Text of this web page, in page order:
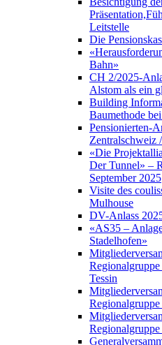
Leitstelle
Die
Bahn»
CH 2/2025-
Alstom als ein
Building
Baumethode
Pensionierten-
Zentralschweiz
«Die
Der Tunnel» –
September 2025
Visite des
Mulhouse
DV-Anlass
«AS35 –
Stadelhofen»
Tessin